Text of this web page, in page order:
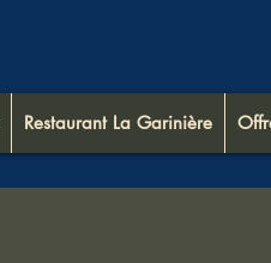
Restaurant La Garinière